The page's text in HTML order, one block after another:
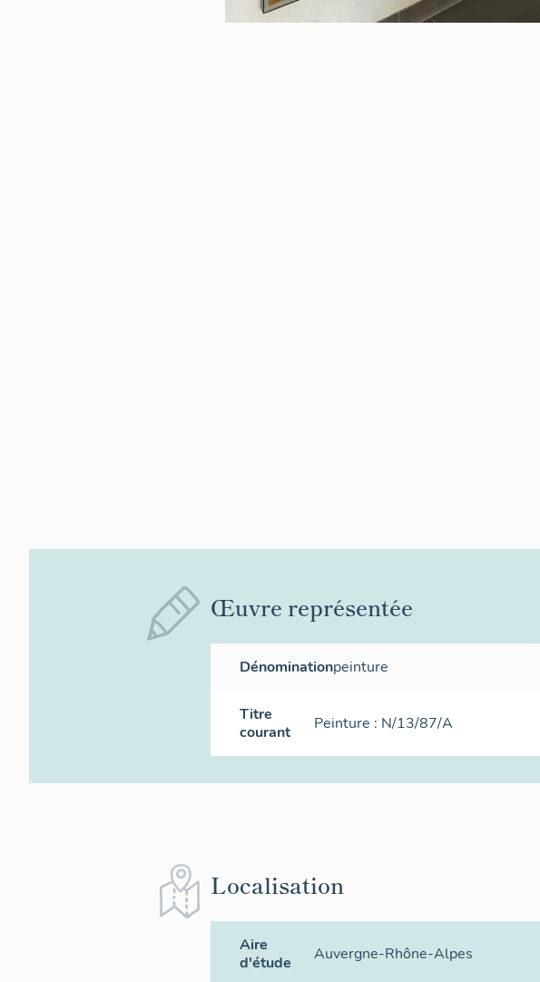
Œuvre représentée
Dénominationpeinture
Titre
courant
Peinture : N/13/87/A
Localisation
Aire
d'étude
Auvergne-Rhône-Alpes